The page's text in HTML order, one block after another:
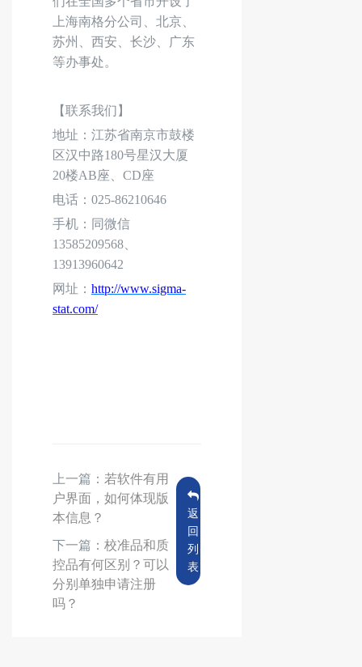
上海南格分公司、北京、
苏州、西安、长沙、广东
等办事处。
【联系我们】
地址：江苏省南京市鼓楼
区汉中路180号星汉大厦
20楼AB座、CD座
电话： 025-86210646
手机：同微信
13585209568、
13913960642
网址： http://www.sigma-
stat.com/
上一篇： 若软件有用
户界面，如何体现版
本信息？
下一篇： 校准品和质
控品有何区别？可以
分别单独申请注册
吗？
返
回
列
表